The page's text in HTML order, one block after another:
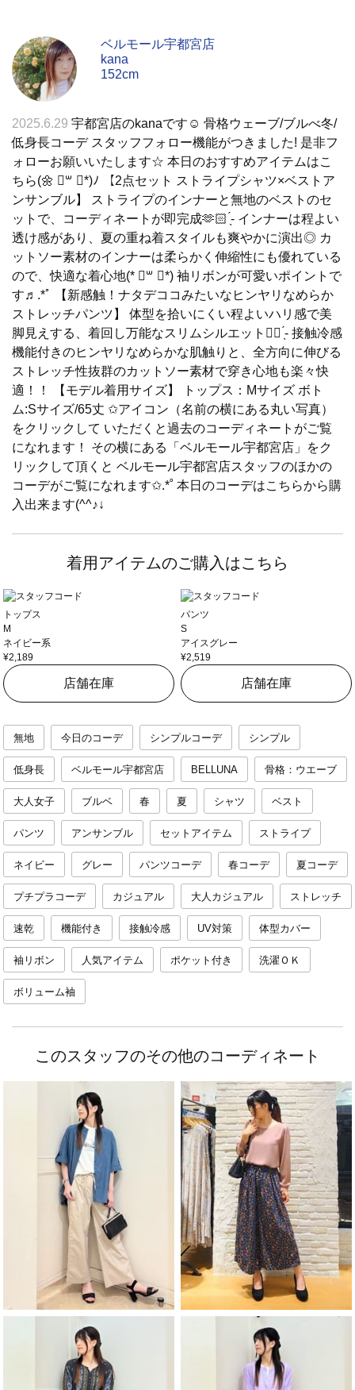
ベルモール宇都宮店
kana
152cm
2025.6.29 宇都宮店のkanaです☺︎ 骨格ウェーブ/ブルべ冬/
低身長コーデ スタッフフォロー機能がつきました! 是非フ
ォローお願いいたします☆ 本日のおすすめアイテムはこ
ちら(🌼 ॑꒳ ॑*)ﾉ 【2点セット ストライプシャツ×ベストア
ンサンブル】 ストライプのインナーと無地のベストのセ
ットで、コーディネートが即完成🫶🏻 ̖́-‬ インナーは程よい
透け感があり、夏の重ね着スタイルも爽やかに演出◎ カ
ットソー素材のインナーは柔らかく伸縮性にも優れている
ので、快適な着心地(* ॑꒳ ॑*) 袖リボンが可愛いポイントで
す♬.*ﾟ 【新感触！ナタデココみたいなヒンヤリなめらか
ストレッチパンツ】 体型を拾いにくい程よいハリ感で美
脚見えする、着回し万能なスリムシルエット👍🏻 ̖́- 接触冷感
機能付きのヒンヤリなめらかな肌触りと、全方向に伸びる
ストレッチ性抜群のカットソー素材で穿き心地も楽々快
適！！ 【モデル着用サイズ】 トップス：Mサイズ ボト
ム:Sサイズ/65丈 ✩アイコン（名前の横にある丸い写真）
をクリックして いただくと過去のコーディネートがご覧
になれます！ その横にある「ベルモール宇都宮店」をク
リックして頂くと ベルモール宇都宮店スタッフのほかの
コーデがご覧になれます✩.*˚ 本日のコーデはこちらから購
入出来ます(^^♪↓
着用アイテムのご購入はこちら
トップス
M
ネイビー系
¥2,189
店舗在庫
パンツ
S
アイスグレー
¥2,519
店舗在庫
無地 今日のコーデ シンプルコーデ シンプル
低身長 ベルモール宇都宮店 BELLUNA 骨格：ウエーブ
大人女子 ブルベ 春 夏 シャツ ベスト
パンツ アンサンブル セットアイテム ストライプ
ネイビー グレー パンツコーデ 春コーデ 夏コーデ
プチプラコーデ カジュアル 大人カジュアル ストレッチ
速乾 機能付き 接触冷感 UV対策 体型カバー
袖リボン 人気アイテム ポケット付き 洗濯ＯＫ
ボリューム袖
このスタッフのその他のコーディネート